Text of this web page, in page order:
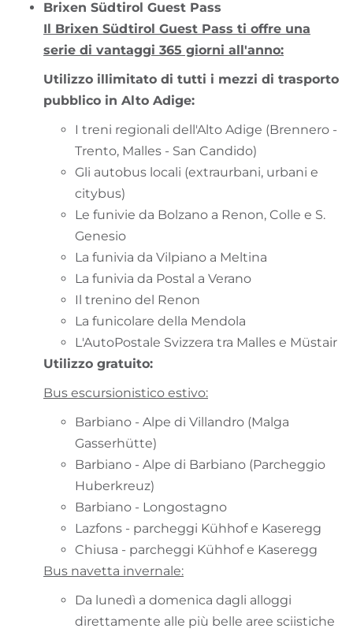
Brixen Südtirol Guest Pass
Il Brixen Südtirol Guest Pass ti offre una
serie di vantaggi 365 giorni all'anno:
Utilizzo illimitato di tutti i mezzi di trasporto
pubblico in Alto Adige:
I treni regionali dell'Alto Adige (Brennero -
Trento, Malles - San Candido)
Gli autobus locali (extraurbani, urbani e
citybus)
Le funivie da Bolzano a Renon, Colle e S.
Genesio
La funivia da Vilpiano a Meltina
La funivia da Postal a Verano
Il trenino del Renon
La funicolare della Mendola
L'AutoPostale Svizzera tra Malles e Müstair
Utilizzo gratuito:
Bus escursionistico estivo:
Barbiano - Alpe di Villandro (Malga
Gasserhütte)
Barbiano - Alpe di Barbiano (Parcheggio
Huberkreuz)
Barbiano - Longostagno
Lazfons - parcheggi Kühhof e Kaseregg
Chiusa - parcheggi Kühhof e Kaseregg
Bus navetta invernale:
Da lunedì a domenica dagli alloggi
direttamente alle più belle aree sciistiche